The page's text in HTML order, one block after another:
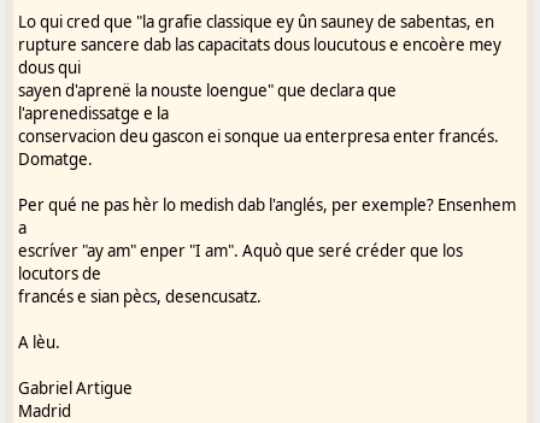
Lo qui cred que "la grafie classique ey ûn sauney de sabentas, en
rupture sancere dab las capacitats dous loucutous e encoère mey
dous qui
sayen d'aprenë la nouste loengue" que declara que
l'aprenedissatge e la
conservacion deu gascon ei sonque ua enterpresa enter francés.
Domatge.
Per qué ne pas hèr lo medish dab l'anglés, per exemple? Ensenhem
a
escríver "ay am" enper "I am". Aquò que seré créder que los
locutors de
francés e sian pècs, desencusatz.
A lèu.
Gabriel Artigue
Madrid